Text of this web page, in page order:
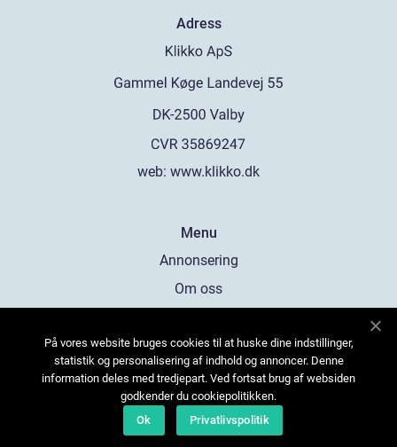
Adress
web: www.klikko.dk
Menu
Annonsering
Om oss
Kontakta oss
Sitemap
På vores website bruges cookies til at huske dine indstillinger,
statistik og personalisering af indhold og annoncer. Denne
information deles med tredjepart. Ved fortsat brug af websiden
godkender du cookiepolitikken.
Ok
Privatlivspolitik